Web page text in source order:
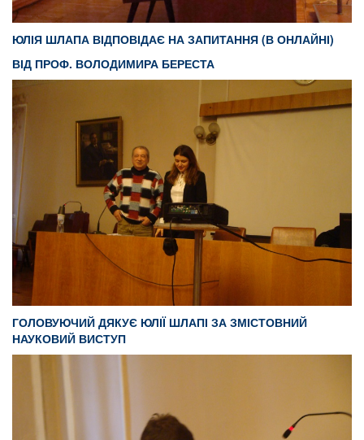
ЮЛІЯ ШЛАПА ВІДПОВІДАЄ НА ЗАПИТАННЯ (В ОНЛАЙНІ)
ВІД ПРОФ. ВОЛОДИМИРА БЕРЕСТА
ГОЛОВУЮЧИЙ ДЯКУЄ ЮЛІЇ ШЛАПІ ЗА ЗМІСТОВНИЙ
НАУКОВИЙ ВИСТУП